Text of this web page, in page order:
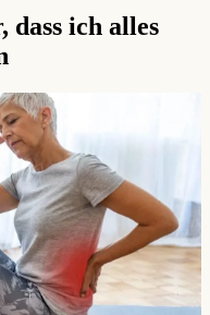
dass ich alles